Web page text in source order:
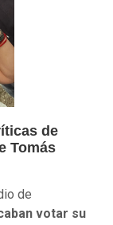
de
Tomás
de
votar su